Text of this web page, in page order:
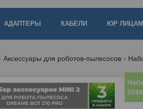
АДАПТЕРЫ КАБЕЛИ ЮР ЛИЦАМ
Аксессуары для роботов-пылесосов